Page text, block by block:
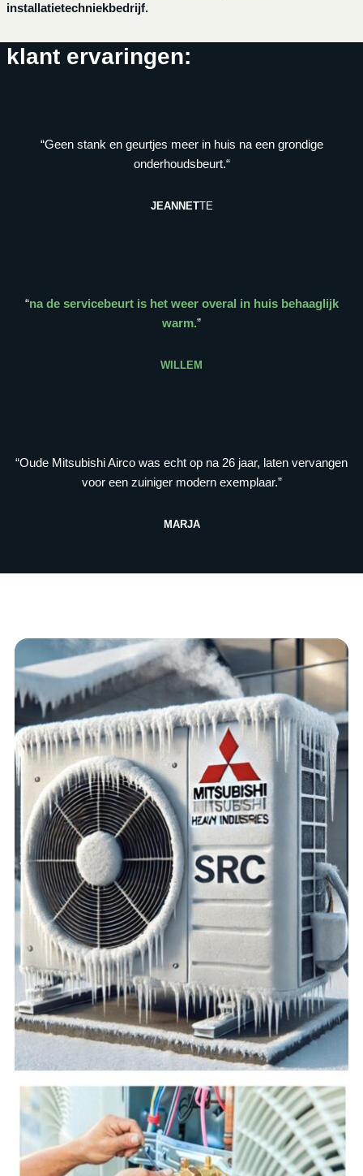
installatietechniekbedrijf.
klant ervaringen:
“Geen stank en geurtjes meer in huis na een grondige
onderhoudsbeurt.“
JEANNETTE
“na de servicebeurt is het weer overal in huis behaaglijk
warm.”
WILLEM
“Oude Mitsubishi Airco was echt op na 26 jaar, laten vervangen
voor een zuiniger modern exemplaar.”
MARJA